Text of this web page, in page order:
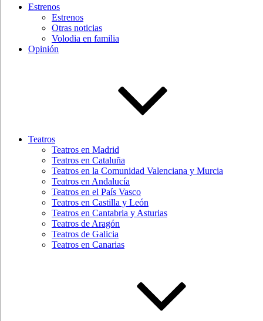
Estrenos
Estrenos
Otras noticias
Volodia en familia
Opinión
Teatros
Teatros en Madrid
Teatros en Cataluña
Teatros en la Comunidad Valenciana y Murcia
Teatros en Andalucía
Teatros en el País Vasco
Teatros en Castilla y León
Teatros en Cantabria y Asturias
Teatros de Aragón
Teatros de Galicia
Teatros en Canarias